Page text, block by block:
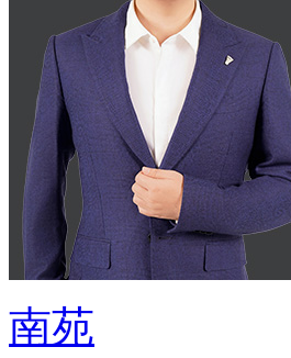
南苑